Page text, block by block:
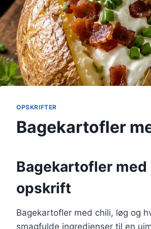
OPSKRIFTER
Bagekartofler
Bagekartofler
opskrift
Bagekartofler med chili, løg og
smagfulde ingredienser til en